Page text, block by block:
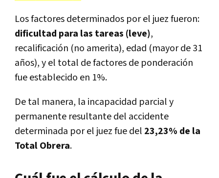
Los factores determinados por el juez fueron:
dificultad para las tareas (leve),
recalificación (no amerita), edad (mayor de 31
años), y el total de factores de ponderación
fue establecido en 1%.
De tal manera, la incapacidad parcial y
permanente resultante del accidente
determinada por el juez fue del 23,23% de la
Total Obrera.